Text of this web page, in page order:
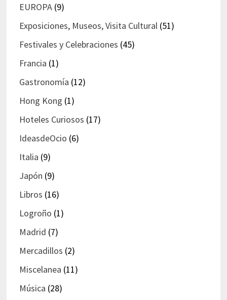
EUROPA(9)
Exposiciones, Museos, Visita Cultural(51)
Festivales y Celebraciones (45)
Francia (1)
Gastronomía (12)
Hong Kong (1)
Hoteles Curiosos (17)
IdeasdeOcio (6)
Italia (9)
Japón (9)
Libros (16)
Logroño (1)
Madrid (7)
Mercadillos (2)
Miscelanea (11)
Música (28)